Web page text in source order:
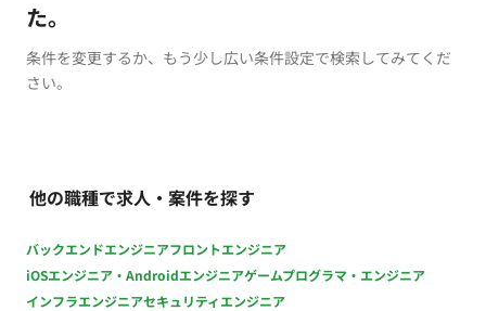
た。
条件を変更するか、もう少し広い条件設定で検索してみてくだ
さい。
他の職種で求人・案件を探す
バックエンドエンジニアフロントエンジニア
iOSエンジニア・Androidエンジニアゲームプログラマ・エンジニア
インフラエンジニアセキュリティエンジニア